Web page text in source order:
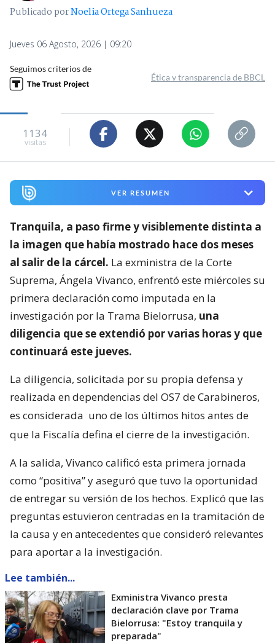
Publicado porNoelia Ortega Sanhueza
Jueves 06 Agosto, 2026 | 09:20
Seguimos criterios de
Ética y transparencia de BBCL
1134
visitas
VER RESUMEN
Tranquila, a paso firme y visiblemente distinta a
la imagen que había mostrado hace dos meses
al salir de la cárcel. La exministra de la Corte
Suprema, Ángela Vivanco, enfrentó este miércoles su
primera declaración como imputada en la
investigación por la Trama Bielorrusa, una
diligencia que se extendió por varias horas y que
continuará este jueves.
La diligencia, solicitada por su propia defensa y
realizada en dependencias del OS7 de Carabineros,
es considerada uno de los últimos hitos antes de
que la Fiscalía defina el cierre de la investigación.
A la salida, Vivanco calificó esta primera jornada
como “positiva” y aseguró que tuvo la oportunidad
de entregar su versión de los hechos. Explicó que las
preguntas estuvieron centradas en la tramitación de
la causa y en antecedentes que consideró relevantes
para aportar a la investigación.
Lee también...
Exministra Vivanco presta
declaración clave por Trama
Bielorrusa: "Estoy tranquila y
preparada"